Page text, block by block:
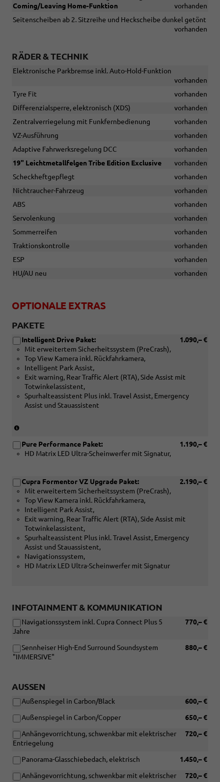
Coming/Leaving Home-Funktion
vorhanden
Seitenscheiben ab 2. Sitzreihe und Heckscheibe dunkel getönt
vorhanden
RÄDER & TECHNIK
Elektronische Parkbremse inkl. Auto-Hold-Funktion
vorhanden
Tyre Fit
vorhanden
Differenzialsperre, elektronisch (XDS)
vorhanden
Zentralverriegelung mit Funkfernbedienung
vorhanden
VZ-Ausführung
vorhanden
Adaptive Fahrwerksregelung DCC
vorhanden
19" Leichtmetallfelgen Tribe Edition Exclusive
vorhanden
Scheckheftgepflegt
vorhanden
Nichtraucher-Fahrzeug
vorhanden
ABS
vorhanden
Servolenkung
vorhanden
Sommerreifen
vorhanden
Traktionskontrolle
vorhanden
ESP
vorhanden
HU/AU neu
vorhanden
OPTIONALE EXTRAS
PAKETE
1.090,– €
Intelligent Drive Paket:
Mit erweitertem Sicherheitssystem (PreCrash),
Top View Kamera inkl. Rückfahrkamera,
Intelligent Park Assist,
Exit warning, Rear Traffic Alert (RTA), Side Assist mit
Totwinkelassistent,
Spurhalteassistent Plus inkl. Travel Assist, Emergency
Assist und Stauassistent
Verbindung
mit:
schwenkbar
mit
elektrischer
Entriegelung)
1.190,– €
Pure Performance Paket:
HD Matrix LED Ultra-Scheinwerfer mit Signatur,
2.190,– €
Cupra Formentor VZ Upgrade Paket:
Mit erweitertem Sicherheitssystem (PreCrash),
Top View Kamera inkl. Rückfahrkamera,
Intelligent Park Assist,
Exit warning, Rear Traffic Alert (RTA), Side Assist mit
Totwinkelassistent,
Spurhalteassistent Plus inkl. Travel Assist, Emergency
Assist und Stauassistent,
Navigationssystem,
HD Matrix LED Ultra-Scheinwerfer mit Signatur
INFOTAINMENT & KOMMUNIKATION
770,– €
Navigationssystem inkl. Cupra Connect Plus 5
Jahre
880,– €
Sennheiser High-End Surround Soundsystem
"IMMERSIVE"
AUSSEN
600,– €
Außenspiegel in Carbon/Black
650,– €
Außenspiegel in Carbon/Copper
720,– €
Anhängevorrichtung, schwenkbar mit elektrischer
Entriegelung
1.450,– €
Panorama-Glasschiebedach, elektrisch
720,– €
Anhängevorrichtung, schwenkbar mit elektrischer